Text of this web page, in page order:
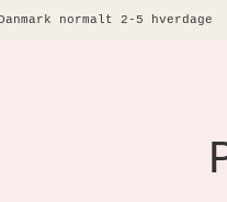
normalt 2-5 hverdage